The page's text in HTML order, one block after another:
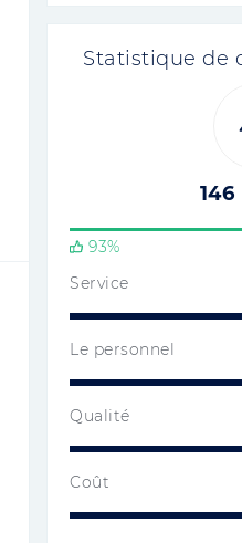
Statistique de
93%
Service
Le personnel
Qualité
Coût